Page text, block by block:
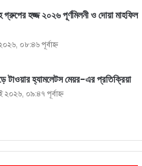
গ্রুপের হজ্জ ২০২৬ পূর্ণমিলনী ও দোয়া মাহফিল
০৮:৪৬ পূর্বাহ্ণ
টাওয়ার হ্যামলেটস মেয়র-এর প্রতিক্রিয়া
০৯:৪৭ পূর্বাহ্ণ